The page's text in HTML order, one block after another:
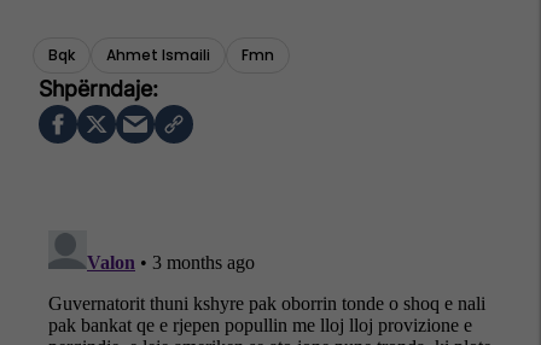
Bqk Ahmet Ismaili Fmn